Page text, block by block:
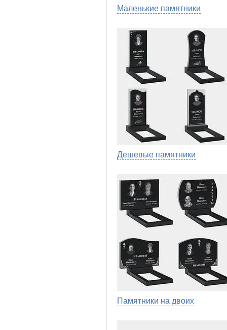
Маленькие памятники
Дешевые памятники
Памятники на двоих